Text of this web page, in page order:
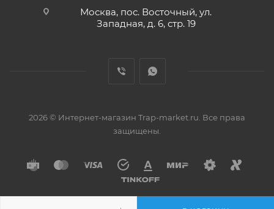
Москва, пос. Восточный, ул.
Западная, д. 6, стр. 19
2026 © Интернет-магазин Trap-market.ru. Все права
защищены.